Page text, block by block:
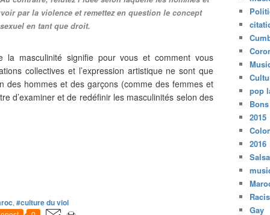
par la violence et remettez en question le concept
en tant que droit.
masculinité signifie pour vous et comment vous
collectives et l’expression artistique ne sont que
des hommes et des garçons (comme des femmes et
d’examiner et de redéfinir les masculinités selon des
, #culture du viol
pop
2015
2016
Salsa
Gay